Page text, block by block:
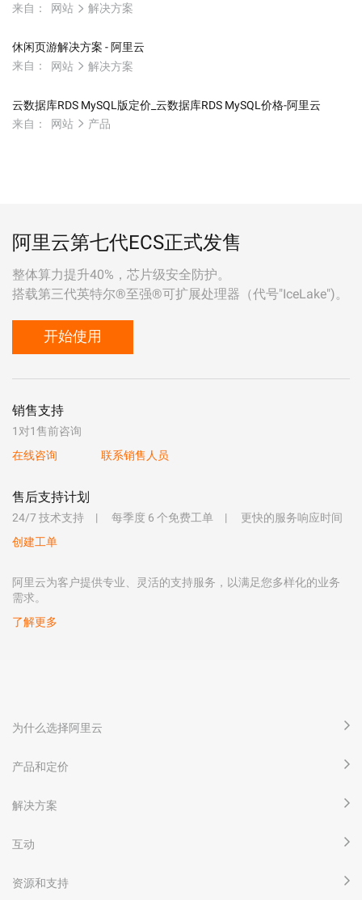
来自：
网站 解决方案
休闲页游解决方案 - 阿里云
来自：
网站 解决方案
云数据库RDS MySQL版定价_云数据库RDS MySQL价格-阿里云
来自：
网站 产品
阿里云第七代ECS正式发售
整体算力提升40%，芯片级安全防护。
搭载第三代英特尔®至强®可扩展处理器（代号"IceLake")。
开始使用
销售支持
1对1售前咨询
在线咨询
联系销售人员
售后支持计划
24/7 技术支持 每季度 6 个免费工单
更快的服务响应时间
创建工单
阿里云为客户提供专业、灵活的支持服务，以满足您多样化的业务
需求。
了解更多
为什么选择阿里云
产品和定价
解决方案
互动
资源和支持